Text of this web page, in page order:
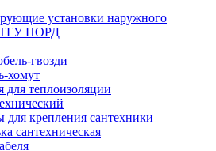
установки наружного
ТГУ НОРД
гвозди
хомут
для теплоизоляции
для крепления сантехники
сантехническая